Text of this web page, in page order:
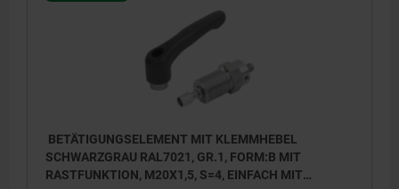
BETÄTIGUNGSELEMENT MIT KLEMMHEBEL
SCHWARZGRAU RAL7021, GR.1, FORM:B MIT
RASTFUNKTION, M20X1,5, S=4, EINFACH MIT